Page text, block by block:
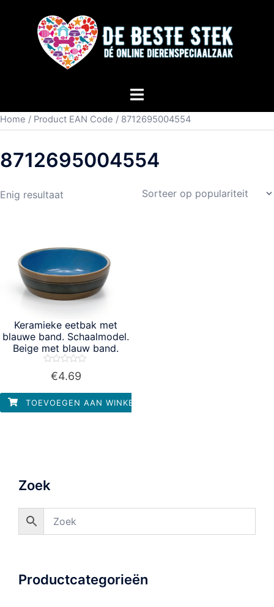
Home / Product EAN Code / 8712695004554
8712695004554
Enig resultaat
Keramieke eetbak met
blauwe band. Schaalmodel.
Beige met blauw band.
Waardering
5
€4.69
TOEVOEGEN AAN WINKELWAGEN
Zoek
Productcategorieën